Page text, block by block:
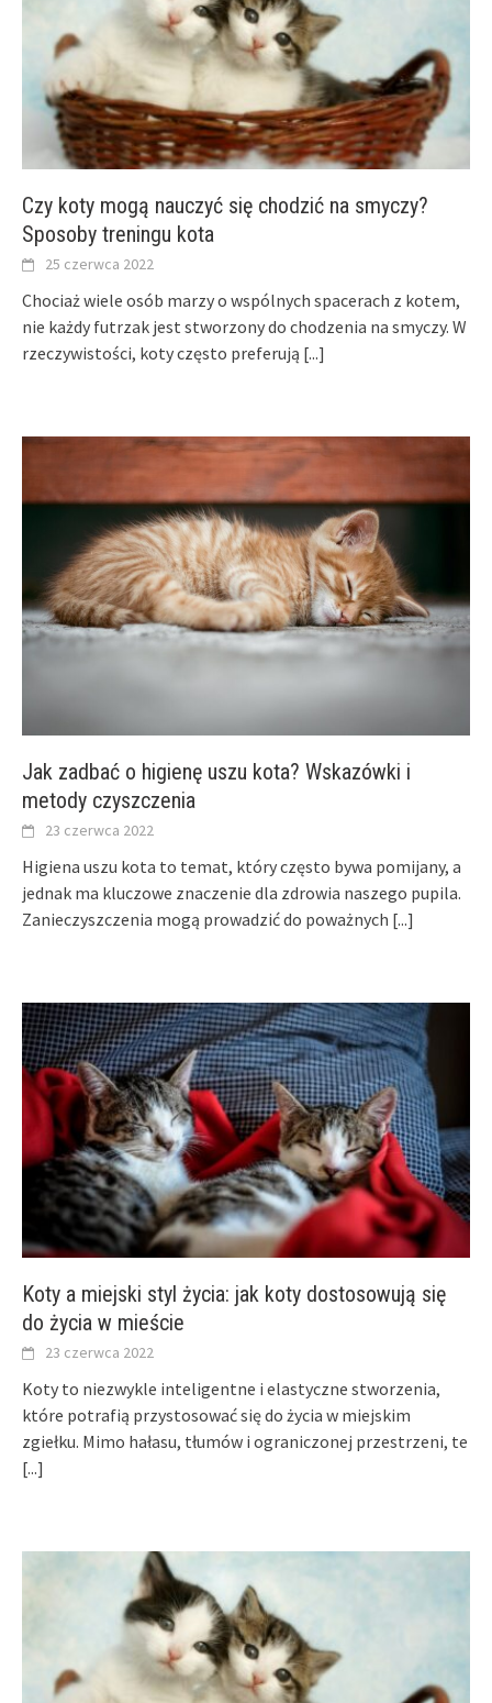
Czy koty mogą nauczyć się chodzić na smyczy?
Sposoby treningu kota
25 czerwca 2022
Chociaż wiele osób marzy o wspólnych spacerach z kotem,
nie każdy futrzak jest stworzony do chodzenia na smyczy. W
rzeczywistości, koty często preferują [...]
Jak zadbać o higienę uszu kota? Wskazówki i
metody czyszczenia
23 czerwca 2022
Higiena uszu kota to temat, który często bywa pomijany, a
jednak ma kluczowe znaczenie dla zdrowia naszego pupila.
Zanieczyszczenia mogą prowadzić do poważnych [...]
Koty a miejski styl życia: jak koty dostosowują się
do życia w mieście
23 czerwca 2022
Koty to niezwykle inteligentne i elastyczne stworzenia,
które potrafią przystosować się do życia w miejskim
zgiełku. Mimo hałasu, tłumów i ograniczonej przestrzeni, te
[...]